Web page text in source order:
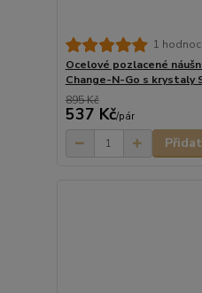
1
Ocelové pozlacené
Change-N-Go s krystaly
895 Kč
537 Kč/pár